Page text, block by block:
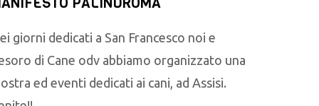
giorni dedicati a San Francesco noi e
di Cane odv abbiamo organizzato una
ed eventi dedicati ai cani, ad Assisi.